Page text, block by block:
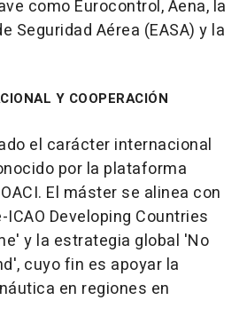
como Eurocontrol, Aena, la
Seguridad Aérea (EASA) y la
Y COOPERACIÓN
el carácter internacional
por la plataforma
El máster se alinea con
Developing Countries
y la estrategia global 'No
cuyo fin es apoyar la
en regiones en